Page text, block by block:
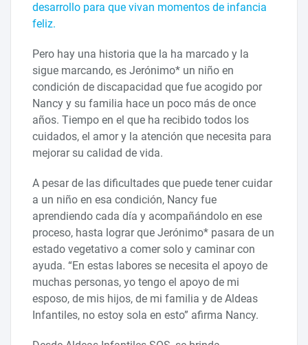
desarrollo para que vivan momentos de infancia
feliz.
Pero hay una historia que la ha marcado y la
sigue marcando, es Jerónimo* un niño en
condición de discapacidad que fue acogido por
Nancy y su familia hace un poco más de once
años. Tiempo en el que ha recibido todos los
cuidados, el amor y la atención que necesita para
mejorar su calidad de vida.
A pesar de las dificultades que puede tener cuidar
a un niño en esa condición, Nancy fue
aprendiendo cada día y acompañándolo en ese
proceso, hasta lograr que Jerónimo* pasara de un
estado vegetativo a comer solo y caminar con
ayuda. “En estas labores se necesita el apoyo de
muchas personas, yo tengo el apoyo de mi
esposo, de mis hijos, de mi familia y de Aldeas
Infantiles, no estoy sola en esto” afirma Nancy.